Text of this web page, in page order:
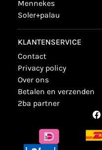
mennekes
soler+palau
KLANTENSERVICE
contact
privacy policy
over ons
betalen en verzenden
2ba partner